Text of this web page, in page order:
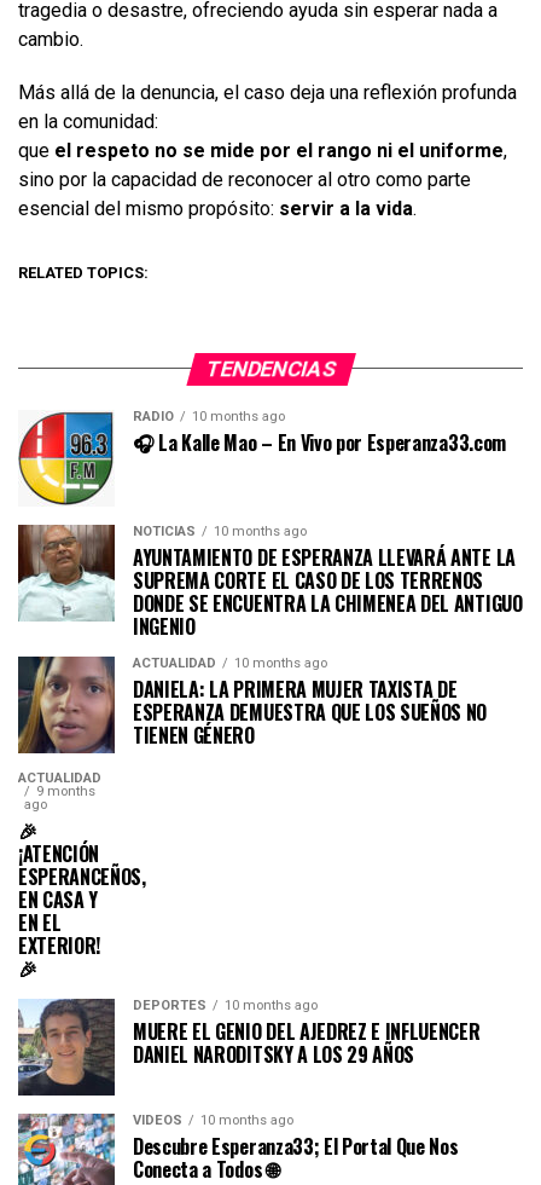
tragedia o desastre, ofreciendo ayuda sin esperar nada a
cambio.
Más allá de la denuncia, el caso deja una reflexión profunda
en la comunidad:
que el respeto no se mide por el rango ni el uniforme,
sino por la capacidad de reconocer al otro como parte
esencial del mismo propósito: servir a la vida.
RELATED TOPICS:
TENDENCIAS
RADIO 10 months ago
🎧 La Kalle Mao – En Vivo por Esperanza33.com
NOTICIAS 10 months ago
AYUNTAMIENTO DE ESPERANZA LLEVARÁ ANTE LA
SUPREMA CORTE EL CASO DE LOS TERRENOS
DONDE SE ENCUENTRA LA CHIMENEA DEL ANTIGUO
INGENIO
ACTUALIDAD 10 months ago
DANIELA: LA PRIMERA MUJER TAXISTA DE
ESPERANZA DEMUESTRA QUE LOS SUEÑOS NO
TIENEN GÉNERO
ACTUALIDAD
9 months
ago
🎉
¡ATENCIÓN
ESPERANCEÑOS,
EN CASA Y
EN EL
EXTERIOR!
🎉
DEPORTES 10 months ago
MUERE EL GENIO DEL AJEDREZ E INFLUENCER
DANIEL NARODITSKY A LOS 29 AÑOS
VIDEOS 10 months ago
Descubre Esperanza33; El Portal Que Nos
Conecta a Todos 🌐